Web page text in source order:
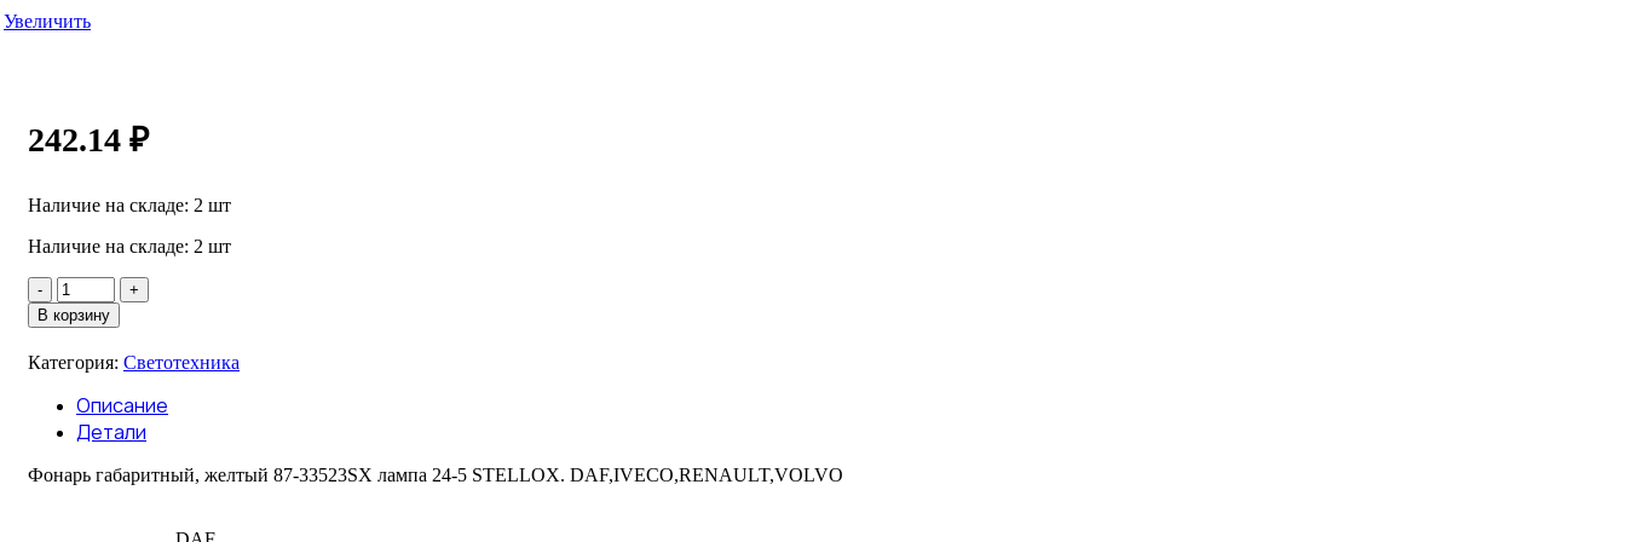
Увеличить
242.14 ₽
Наличие на складе: 2 шт
Наличие на складе: 2 шт
Количество
товара
Фонарь
габарит.87-
33523SX
желтый
RENAULT
(лампа
5)
В корзину
Категория: Светотехника
Описание
Детали
Фонарь габаритный, желтый 87-33523SX лампа 24-5 STELLOX. DAF,IVECO,RENAULT,VOLVO